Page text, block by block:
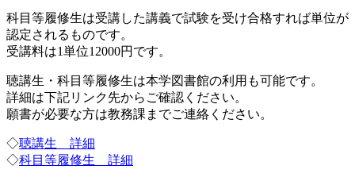
科目等履修生は受講した講義で試験を受け合格すれば単位が
認定されるものです。
受講料は1単位12000円です。
聴講生・科目等履修生は本学図書館の利用も可能です。
詳細は下記リンク先からご確認ください。
願書が必要な方は教務課までご連絡ください。
◇聴講生 詳細
◇科目等履修生 詳細